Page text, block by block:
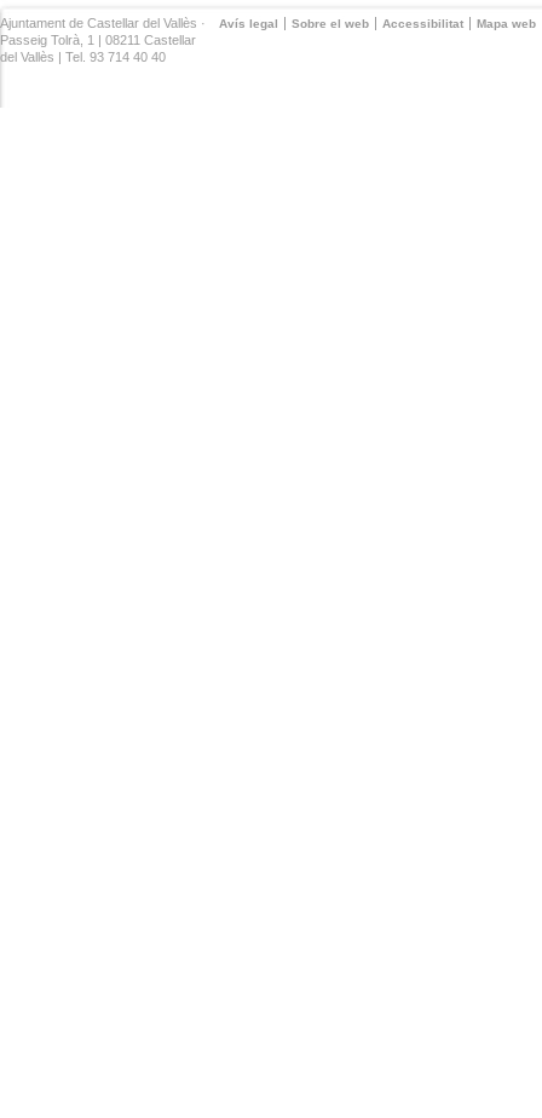
Avís legal Sobre el web Accessibilitat Mapa web
Ajuntament de Castellar del Vallès ·
Passeig Tolrà, 1 | 08211 Castellar
del Vallès | Tel. 93 714 40 40